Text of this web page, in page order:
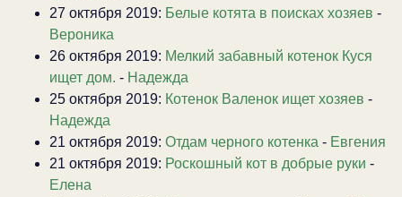
27 октября 2019: Белые котята в поисках хозяев -
Вероника
26 октября 2019: Мелкий забавный котенок Куся
ищет дом. - Надежда
25 октября 2019: Котенок Валенок ищет хозяев -
Надежда
21 октября 2019: Отдам черного котенка - Евгения
21 октября 2019: Роскошный кот в добрые руки -
Елена